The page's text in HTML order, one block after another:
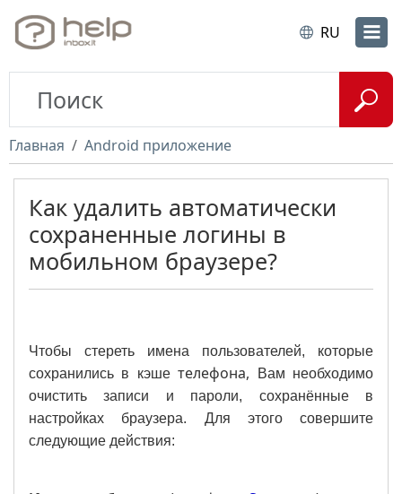
RU
Главная Android приложение
Как удалить автоматически
сохраненные логины в
мобильном браузере?
Чтобы стереть имена пользователей, которые
сохранились в кэшетелефона,
Вам необходимо
очистить записи и пароли, сохранённые в
настройках браузера. Для этого совершите
следующие действия: